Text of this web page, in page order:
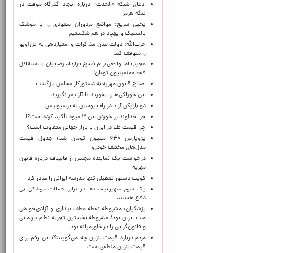
ادعای شبکه «الحدث» درباره ایجاد گذرگاه موقت در
تنگه هرمز
یحیی سریع: مواضع مزدوران سعودی را با موشک
بالستیک و پهپاد در هم شکستیم
حزب‌الله: دولت لبنان مذاکرات و امتیازدهی به تل‌آویو
را متوقف کند
عجیب اما واقعی:رقم فسخ قرارداد رضاییان با استقلال
فقط ۱۰۰میلیون تومان!
اصلاح قانون مهریه به دستورکار مجلس بازگشت
این خوراکی‌ها را بخورید تا آلزایمر نگیرید
دو بازیکن آزاد در راه پیوستن به پرسپولیس
چرا خداوند بر خوردن این ۳ میوه تأکید کرده است؟!
چرا قیمت طلا در ایران با بازار جهانی متفاوت است؟
پژوپارس ۶۴۰ میلیون تومان شد/ جدول قیمت
مدل‌های مختلف خودرو
درخواست یک نماینده مجلس از قالیباف درباره قانون
مهریه
کویت دستور تعطیلی تنها مدرسه ایرانی را صادر کرد
یک‌ سوم صهیونیست‌ها در برابر حملات موشکی بی
دفاع هستند
پزشکیان: مشروطه نقطه عطف بیداری و آزادی‌خواهی
ملت ایران بود/ مشروطه نخستین تجربه نظام پارلمانی
و قانون‌گرایی را در خاورمیانه بود
مردم درباره قیمت بنزین چه می‌گویند؟/ این رقم برای
قیمت بنزین منطقی است